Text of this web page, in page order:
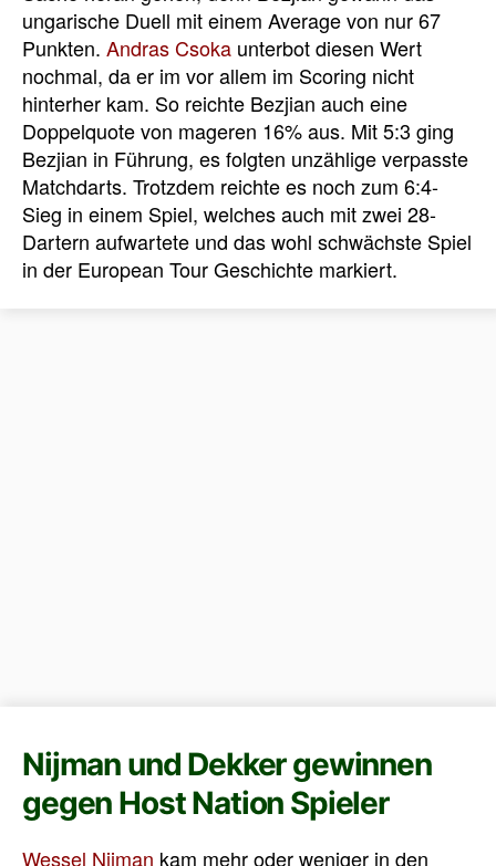
ungarische Duell mit einem Average von nur 67
Punkten. Andras Csoka unterbot diesen Wert
nochmal, da er im vor allem im Scoring nicht
hinterher kam. So reichte Bezjian auch eine
Doppelquote von mageren 16% aus. Mit 5:3 ging
Bezjian in Führung, es folgten unzählige verpasste
Matchdarts. Trotzdem reichte es noch zum 6:4-
Sieg in einem Spiel, welches auch mit zwei 28-
Dartern aufwartete und das wohl schwächste Spiel
in der European Tour Geschichte markiert.
Nijman und Dekker gewinnen
gegen Host Nation Spieler
Wessel Nijman kam mehr oder weniger in den